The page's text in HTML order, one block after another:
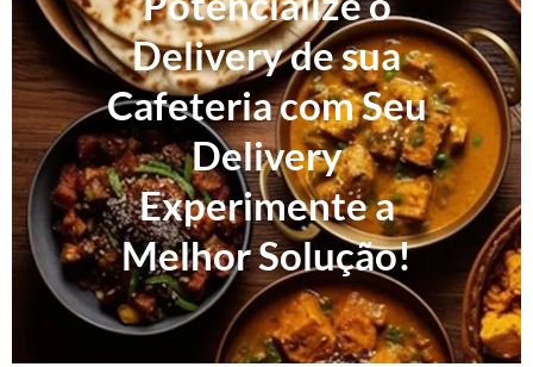
Delivery de sua
Cafeteria com Seu
Delivery
Experimente a
Melhor Solução!